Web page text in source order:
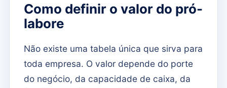
Como definir o valor do pró-
labore
Não existe uma tabela única que sirva para
toda empresa. O valor depende do porte
do negócio, da capacidade de caixa, da